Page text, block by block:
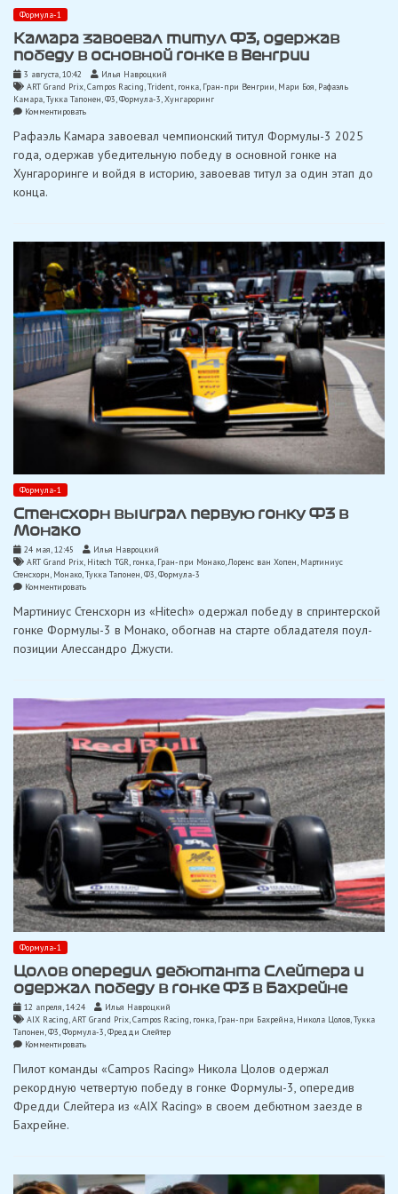
Формула-1
Камара завоевал титул Ф3, одержав
победу в основной гонке в Венгрии
3 августа, 10:42
Илья Навроцкий
ART Grand Prix,Campos Racing,Trident, гонка, Гран-при Венгрии, Мари Боя, Рафаэль
Камара,Тукка Тапонен,Ф3,Формула-3,Хунгароринг
Комментироватьon
завоевал
Ф3,
одержав
Венгрии
Рафаэль Камара завоевал чемпионский титул Формулы-3 2025
года, одержав убедительную победу в основной гонке на
Хунгароринге и войдя в историю, завоевав титул за один этап до
конца.
Формула-1
Стенсхорн выиграл первую гонку Ф3 в
Монако
24 мая, 12:45
Илья Навроцкий
ART Grand Prix, Hitech TGR, гонка, Гран-при Монако,Лоренс ван Хопен, Мартиниус
Стенсхорн, Монако,Тукка Тапонен,Ф3,Формула-3
Комментироватьon
выиграл
первую
гонку
Ф3
Мартиниус Стенсхорн из «Hitech» одержал победу в спринтерской
гонке Формулы-3 в Монако, обогнав на старте обладателя поул-
позиции Алессандро Джусти.
Формула-1
Цолов опередил дебютанта Слейтера и
одержал победу в гонке Ф3 в Бахрейне
12 апреля, 14:24
Илья Навроцкий
AIX Racing,ART Grand Prix,Campos Racing, гонка, Гран-при Бахрейна, Никола Цолов,Тукка
Тапонен,Ф3,Формула-3,Фредди Слейтер
Комментироватьon
опередил
Слейтера
и
Пилот команды «Campos Racing» Никола Цолов одержал
рекордную четвертую победу в гонке Формулы-3, опередив
Фредди Слейтера из «AIX Racing» в своем дебютном заезде в
Бахрейне.